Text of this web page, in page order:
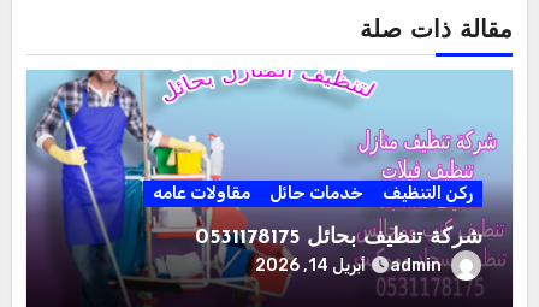
مقالة ذات صلة
ركن التنظيف خدمات حائل مقاولات عامه
شركة تنظيف بحائل 0531178175
admin أبريل 14, 2026